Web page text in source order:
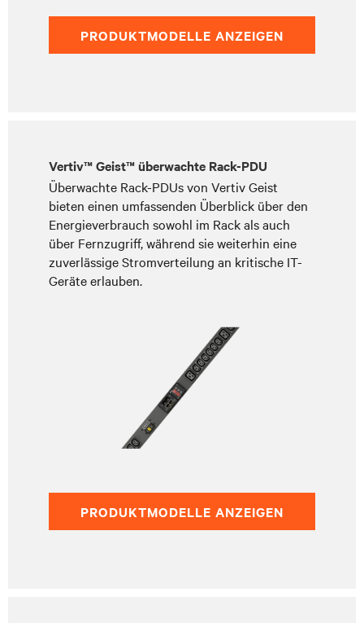
PRODUKTMODELLE ANZEIGEN
Vertiv™ Geist™ überwachte Rack-PDU
Überwachte Rack-PDUs von Vertiv Geist
bieten einen umfassenden Überblick über den
Energieverbrauch sowohl im Rack als auch
über Fernzugriff, während sie weiterhin eine
zuverlässige Stromverteilung an kritische IT-
Geräte erlauben.
PRODUKTMODELLE ANZEIGEN